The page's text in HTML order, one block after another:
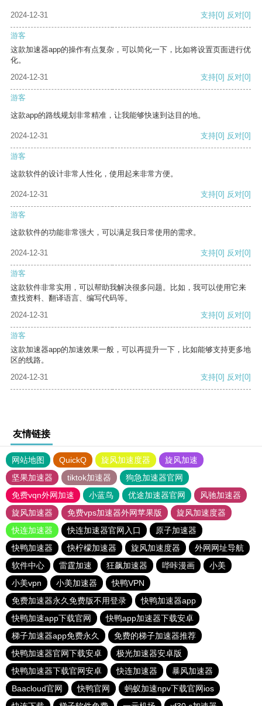
2024-12-31 支持[0] 反对[0]
游客
这款加速器app的操作有点复杂，可以简化一下，比如将设置页面进行优
化。
2024-12-31
支持[0] 反对[0]
游客
这款app的路线规划非常精准，让我能够快速到达目的地。
2024-12-31 支持[0] 反对[0]
游客
这款软件的设计非常人性化，使用起来非常方便。
2024-12-31 支持[0] 反对[0]
游客
这款软件的功能非常强大，可以满足我日常使用的需求。
2024-12-31 支持[0] 反对[0]
游客
这款软件非常实用，可以帮助我解决很多问题。比如，我可以使用它来
查找资料、翻译语言、编写代码等。
2024-12-31
支持[0] 反对[0]
游客
这款加速器app的加速效果一般，可以再提升一下，比如能够支持更多地
区的线路。
2024-12-31
支持[0] 反对[0]
友情链接
网站地图 QuickQ 旋风加速度器
旋风加速
坚果加速器
tiktok加速器
狗急加速器官网
免费vqn外网加速
小蓝鸟 优途加速器官网
风驰加速器
旋风加速器
免费vps加速器外网苹果版
旋风加速度器
快连加速器
快连加速器官网入口
原子加速器
快鸭加速器
快柠檬加速器 旋风加速度器
外网网址导航
软件中心
雷霆加速 狂飙加速器 哔咔漫画
小美
小美vpn
小美加速器
快鸭VPN
免费加速器永久免费版不用登录
快鸭加速器app
快鸭加速app下载官网
快鸭app加速器下载安卓
梯子加速器app免费永久
免费的梯子加速器推荐
快鸭加速器官网下载安卓
极光加速器安卓版
快鸭加速器下载官网安卓
快连加速器
暴风加速器
Baacloud官网
快鸭官网
蚂蚁加速npv下载官网ios